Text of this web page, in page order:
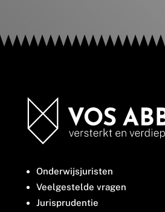
Onderwijsjuristen
Veelgestelde vragen
Jurisprudentie